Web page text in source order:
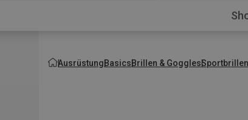
AusrüstungBasicsBrillen & Goggles